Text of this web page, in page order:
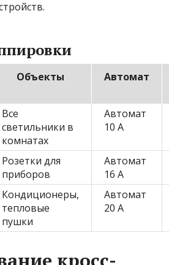
Объекты Автомат
Все
светильники в
комнатах
Автомат
10 А
Розетки для
приборов
Автомат
16 А
Кондиционеры,
тепловые
пушки
Автомат
20 А
кросс-